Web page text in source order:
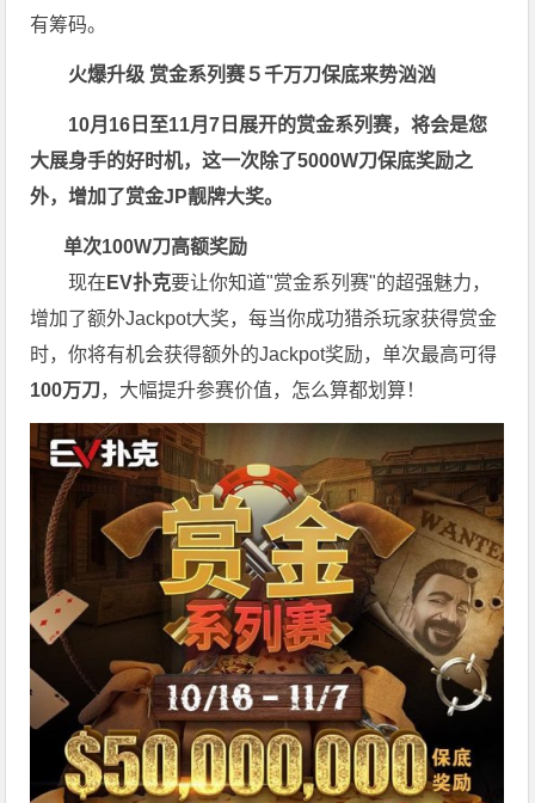
有筹码。
火爆升级 赏金系列赛５千万刀保底来势汹汹
10月16日至11月7日展开的赏金系列赛，将会是您
大展身手的好时机，这一次除了5000W刀保底奖励之
外，增加了赏金JP靓牌大奖。
单次100W刀高额奖励
现在 EV扑克要让你知道"赏金系列赛"的超强魅力，
增加了额外Jackpot大奖，每当你成功猎杀玩家获得赏金
时，你将有机会获得额外的Jackpot奖励，单次最高可得
100万刀，大幅提升参赛价值，怎么算都划算！